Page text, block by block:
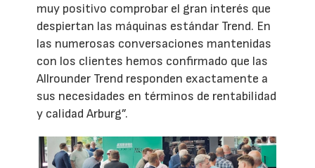
muy positivo comprobar el gran interés que
despiertan las máquinas estándar Trend. En
las numerosas conversaciones mantenidas
con los clientes hemos confirmado que las
Allrounder Trend responden exactamente a
sus necesidades en términos de rentabilidad
y calidad Arburg”.